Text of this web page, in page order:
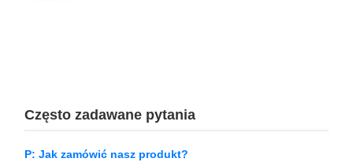
Często zadawane pytania
P: Jak zamówić nasz produkt?